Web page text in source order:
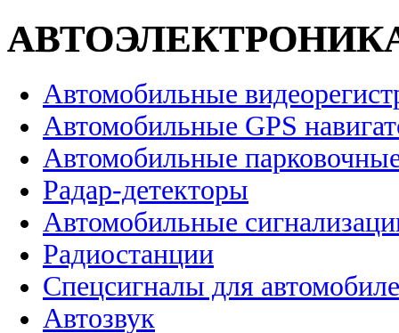
Автомобильные
Автомобильные GPS
Автомобильные
Радар-детекторы
Автомобильные
Радиостанции
Спецсигналы для
Автозвук